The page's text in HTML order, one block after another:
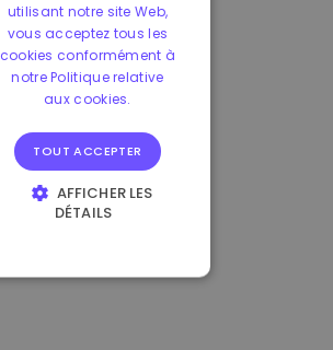
utilisant notre site Web,
vous acceptez tous les
cookies conformément à
notre Politique relative
aux cookies.
TOUT ACCEPTER
AFFICHER LES
DÉTAILS